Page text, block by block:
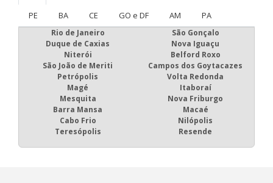
PE
BA CE GO e DF AM PA
Rio de Janeiro
São Gonçalo
Duque de Caxias
Nova Iguaçu
Niterói
Belford Roxo
São João de Meriti
Campos dos Goytacazes
Petrópolis
Volta Redonda
Magé
Itaboraí
Mesquita
Nova Friburgo
Barra Mansa
Macaé
Cabo Frio
Nilópolis
Teresópolis
Resende